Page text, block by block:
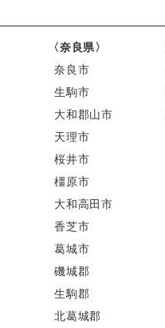
〈奈良県〉
奈良市
生駒市
大和郡山市
天理市
桜井市
橿原市
大和高田市
香芝市
葛城市
磯城郡
生駒郡
北葛城郡